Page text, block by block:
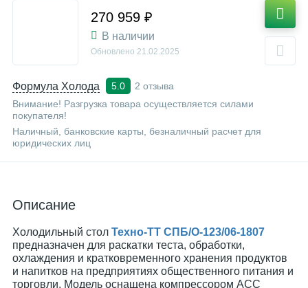
Формула Холода 5.0
2 отзыва
Внимание! Разгрузка товара осуществляется силами
покупателя!
Наличный, банковские карты, безналичный расчет для
юридических лиц
270 959 ₽
В наличии
Обновлено 21.02.2025
Описание
Холодильный стол Техно-ТТ СПБ/О-123/06-1807
предназначен для раскатки теста, обработки,
охлаждения и кратковременного хранения продуктов
и напитков на предприятиях общественного питания и
торговли. Модель оснащена компрессором АСС